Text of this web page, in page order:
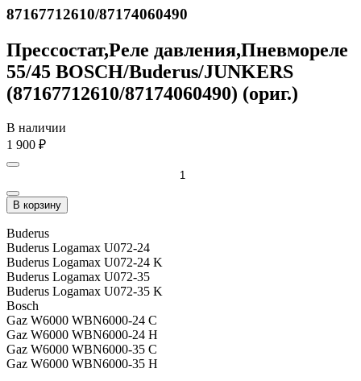
87167712610/87174060490
Прессостат,Реле давления,Пневмореле
55/45 BOSCH/Buderus/JUNKERS
(87167712610/87174060490) (ориг.)
В наличии
1 900 ₽
В корзину
Buderus
Buderus Logamax U072-24
Buderus Logamax U072-24 K
Buderus Logamax U072-35
Buderus Logamax U072-35 K
Bosch
Gaz W6000 WBN6000-24 C
Gaz W6000 WBN6000-24 H
Gaz W6000 WBN6000-35 C
Gaz W6000 WBN6000-35 H